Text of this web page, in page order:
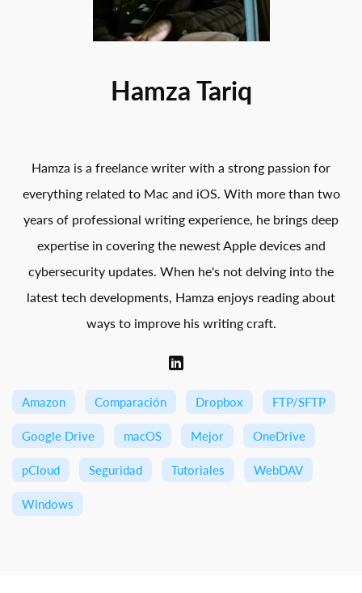
Hamza Tariq
Hamza is a freelance writer with a strong passion for
everything related to Mac and iOS. With more than two
years of professional writing experience, he brings deep
expertise in covering the newest Apple devices and
cybersecurity updates. When he's not delving into the
latest tech developments, Hamza enjoys reading about
ways to improve his writing craft.
Amazon Comparación Dropbox FTP/SFTP
Google Drive macOS Mejor OneDrive
pCloud Seguridad Tutoriales WebDAV
Windows